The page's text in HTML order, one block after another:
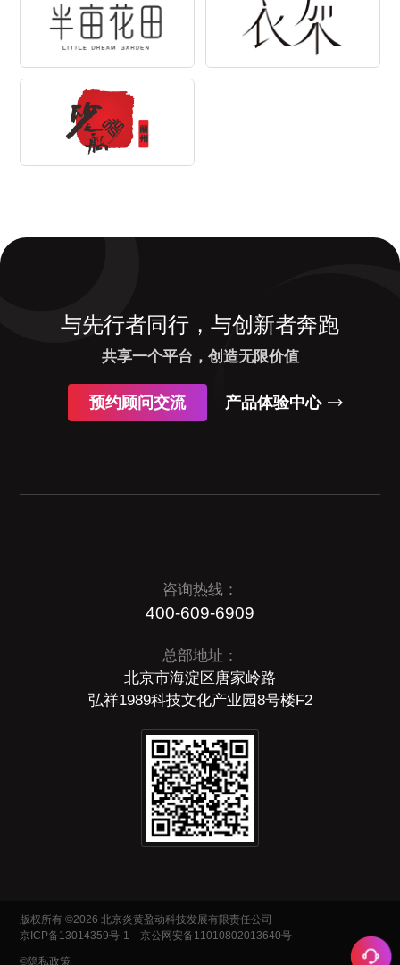
与先行者同行，与创新者奔跑
共享一个平台，创造无限价值
预约顾问交流 产品体验中心
咨询热线：
400-609-6909
总部地址：
北京市海淀区唐家岭路
弘祥1989科技文化产业园8号楼F2
版权所有 ©2026 北京炎黄盈动科技发展有限责任公司
京ICP备13014359号-1
京公网安备11010802013640号
©隐私政策